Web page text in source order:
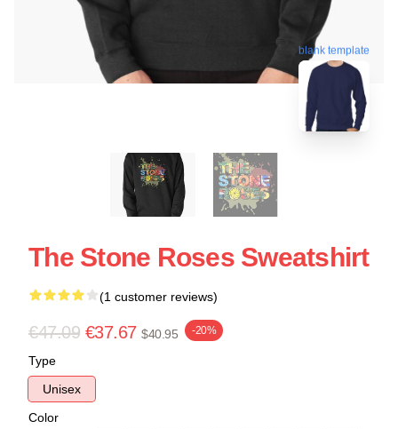
blank template
The Stone Roses Sweatshirt
(1 customer reviews)
€47.09 €37.67 $40.95 -20%
Type
Unisex
Color